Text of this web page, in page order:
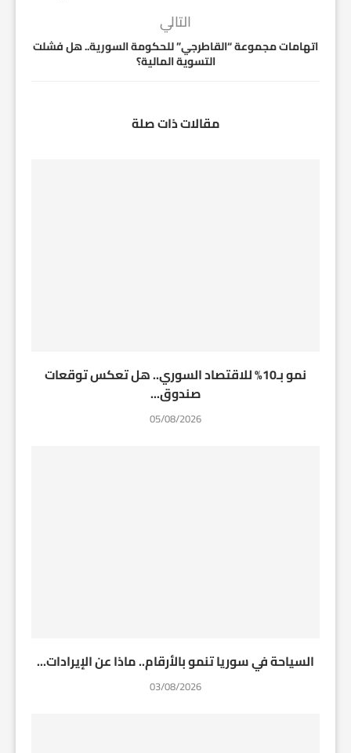
التالي
اتهامات مجموعة “القاطرجي” للحكومة السورية.. هل فشلت
التسوية المالية؟
مقالات ذات صلة
نمو بـ10% للاقتصاد السوري.. هل تعكس توقعات
صندوق...
05/08/2026
السياحة في سوريا تنمو بالأرقام.. ماذا عن الإيرادات...
03/08/2026